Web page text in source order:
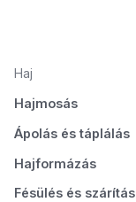
Haj
Hajmosás
Ápolás és táplálás
Hajformázás
Fésülés és szárítás